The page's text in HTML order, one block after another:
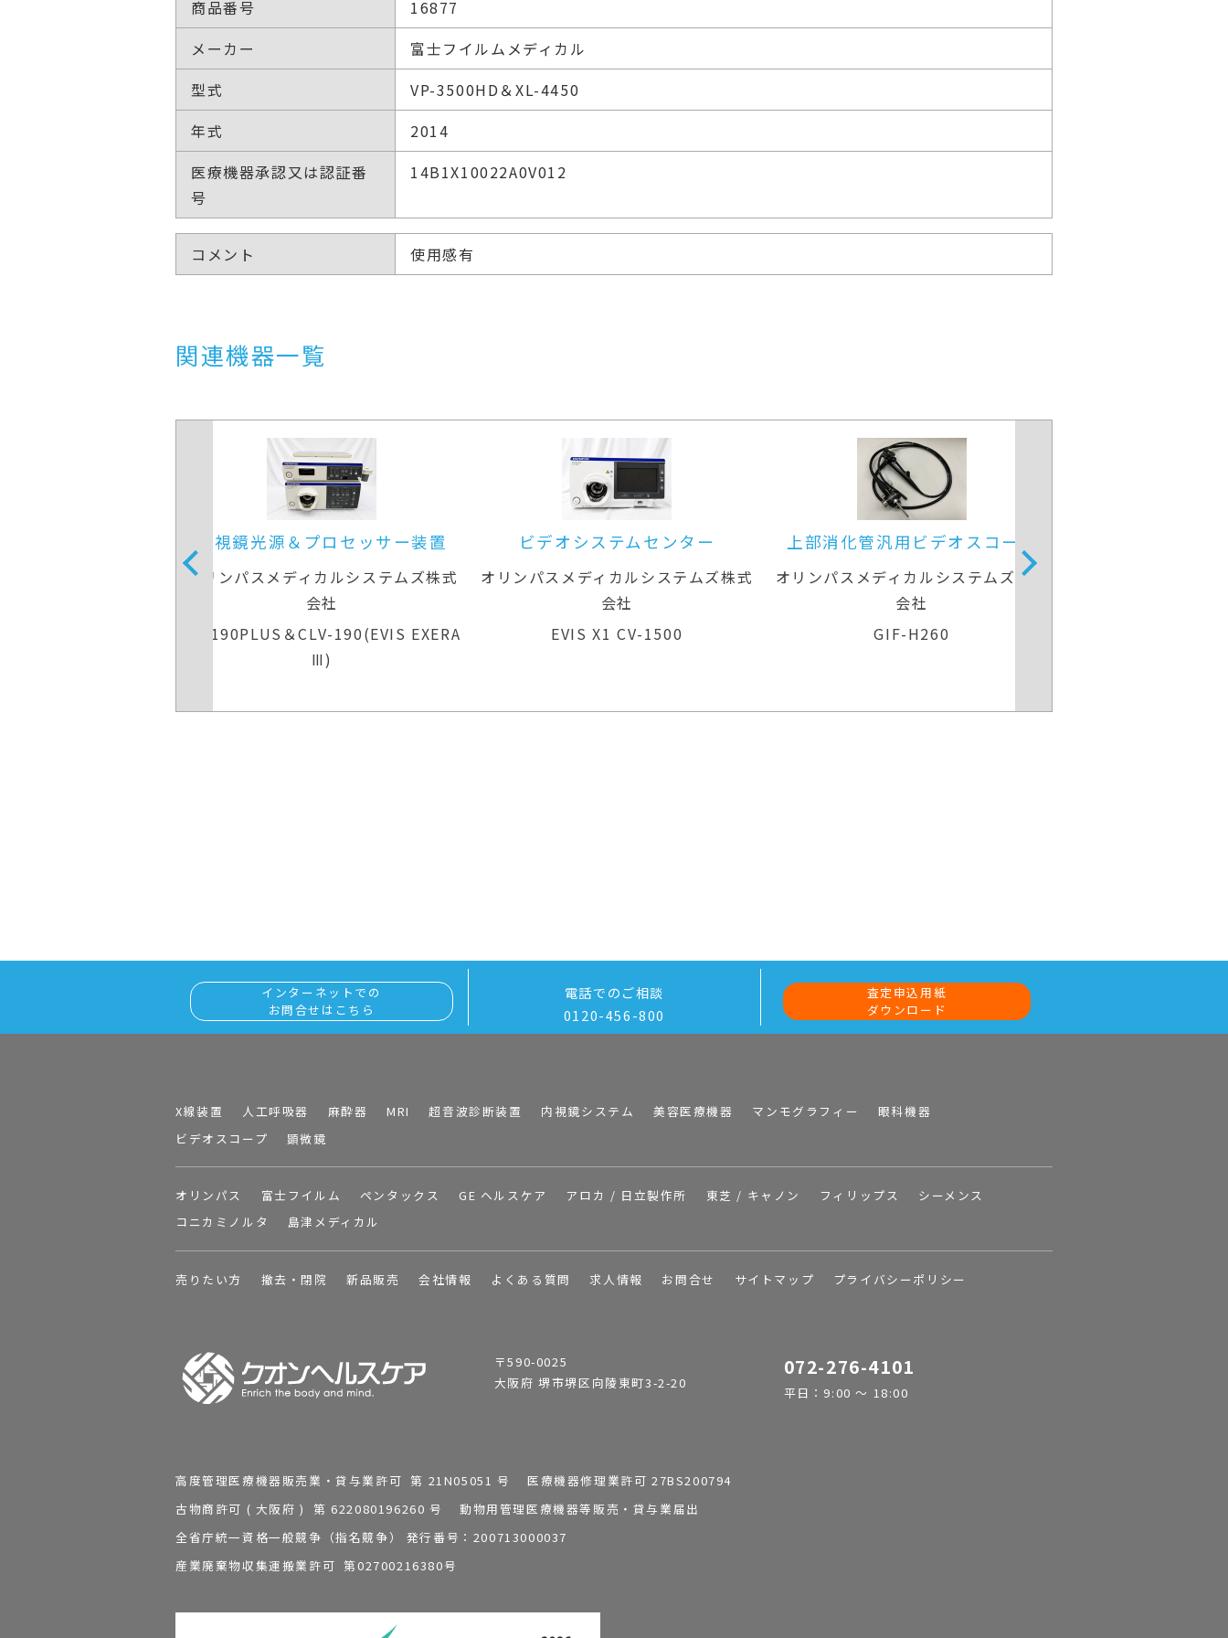
商品番号
16877
メーカー
富士フイルムメディカル
型式
VP-3500HD＆XL-4450
年式
2014
医療機器承認又は認証番
号
14B1X10022A0V012
コメント 使用感有
関連機器一覧
内視鏡光源＆プロセッサー装置
オリンパスメディカルシステムズ株式
会社
CV-190PLUS＆CLV-190(EVIS EXERA
Ⅲ)
ビデオシステムセンター
オリンパスメディカルシステムズ株式
会社
EVIS X1 CV-1500
上部消化管汎用ビデオスコープ
オリンパスメディカルシステムズ株式
会社
GIF-H260
インターネットでの
お問合せはこちら
電話でのご相談
0120-456-800
査定申込用紙
ダウンロード
X線装置 人工呼吸器 麻酔器 MRI 超音波診断装置 内視鏡システム 美容医療機器 マンモグラフィー
眼科機器
ビデオスコープ
顕微鏡
オリンパス 富士フイルム ペンタックス GE ヘルスケア アロカ / 日立製作所 東芝 / キャノン フィリップス
シーメンス
コニカミノルタ
島津メディカル
売りたい方 撤去・閉院 新品販売 会社情報 よくある質問 求人情報 お問合せ サイトマップ プライバシーポリシー
〒590-0025
大阪府 堺市堺区向陵東町3-2-20
072-276-4101
平日：9:00 ～ 18:00
高度管理医療機器販売業・貸与業許可 第 21N05051 号 医療機器修理業許可 27BS200794
古物商許可 ( 大阪府 ) 第 622080196260 号 動物用管理医療機器等販売・貸与業届出
全省庁統一資格一般競争（指名競争） 発行番号：200713000037
産業廃棄物収集運搬業許可 第02700216380号